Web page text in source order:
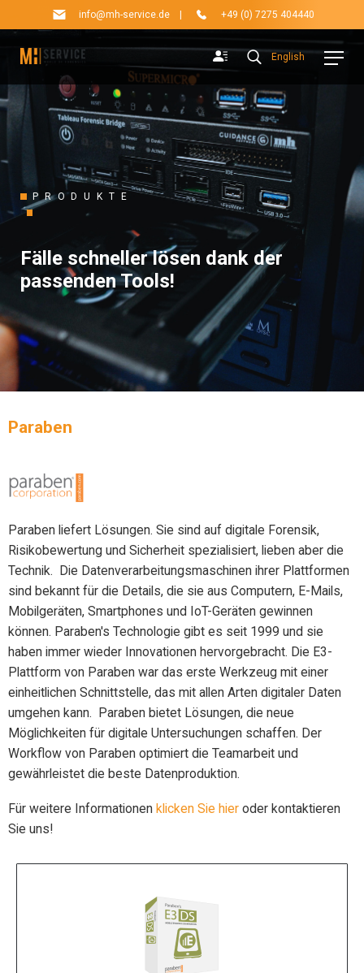
info@mh-service.de +49 (0) 7275 404440
English
PRODUKTE
Fälle schneller lösen dank der
passenden Tools!
Paraben
Paraben liefert Lösungen. Sie sind auf digitale Forensik,
Risikobewertung und Sicherheit spezialisiert, lieben aber die
Technik. Die Datenverarbeitungsmaschinen ihrer Plattformen
sind bekannt für die Details, die sie aus Computern, E-Mails,
Mobilgeräten, Smartphones und IoT-Geräten gewinnen
können. Paraben's Technologie gibt es seit 1999 und sie
haben immer wieder Innovationen hervorgebracht. Die E3-
Plattform von Paraben war das erste Werkzeug mit einer
einheitlichen Schnittstelle, das mit allen Arten digitaler Daten
umgehen kann. Paraben bietet Lösungen, die neue
Möglichkeiten für digitale Untersuchungen schaffen. Der
Workflow von Paraben optimiert die Teamarbeit und
gewährleistet die beste Datenproduktion.
Für weitere Informationen klicken Sie hier oder kontaktieren
Sie uns!